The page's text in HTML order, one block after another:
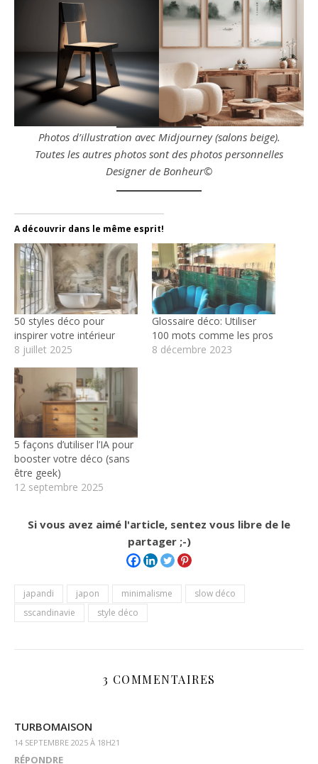
Photos d’illustration avec Midjourney (salons beige).
Toutes les autres photos sont des photos personnelles
Designer de Bonheur©
A découvrir dans le même esprit!
50 styles déco pour
inspirer votre intérieur
8 juillet 2025
Glossaire déco: Utiliser
100 mots comme les pros
8 décembre 2023
5 façons d’utiliser l’IA pour
booster votre déco (sans
être geek)
12 septembre 2025
Si vous avez aimé l'article, sentez vous libre de le
partager ;-)
japandi japon minimalisme
slow déco
sscandinavie
style déco
3 COMMENTAIRES
TURBOMAISON
14 SEPTEMBRE 2025 À 18H21
RÉPONDRE